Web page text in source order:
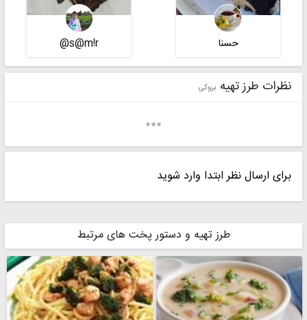
حسنا s@m!r@
آشپزخونه رامش
نظرات طرز تهیه بروکی
برای ارسال نظر ابتدا وارد شوید
طرز تهیه و دستور پخت های مرتبط